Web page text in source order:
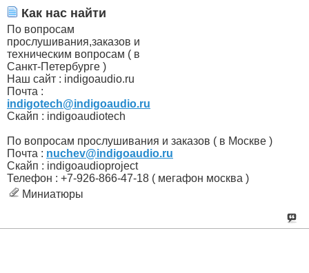
Как нас найти
По вопросам
прослушивания,заказов и
техническим вопросам ( в
Санкт-Петербурге )
Наш сайт : indigoaudio.ru
Почта :
indigotech@indigoaudio.ru
Скайп : indigoaudiotech
По вопросам прослушивания и заказов ( в Москве )
Почта : nuchev@indigoaudio.ru
Cкайп : indigoaudioproject
Телефон : +7-926-866-47-18 ( мегафон москва )
Миниатюры